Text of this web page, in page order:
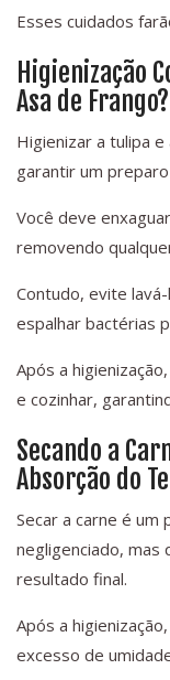
Esses cuidados
Higienização
Asa de Frango?
Higienizar a tulipa
garantir um
Você deve
removendo
Contudo, evite
espalhar bactérias
Após a
e cozinhar,
Secando a
Absorção do
Secar a carne é um
negligenciado, mas
resultado final.
Após a
excesso de